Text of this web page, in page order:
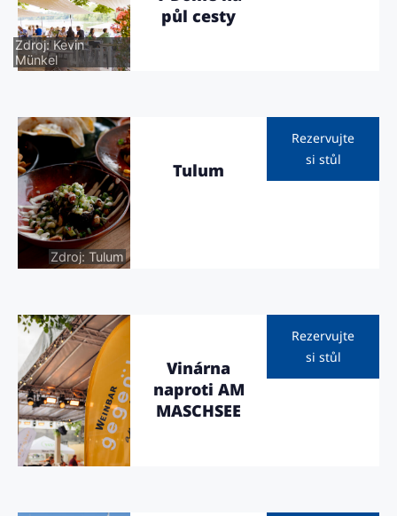
Zdroj: Kevin
Münkel
půl cesty
Zdroj: Tulum
Tulum
Rezervujte
si stůl
Vinárna
naproti AM
MASCHSEE
Rezervujte
si stůl